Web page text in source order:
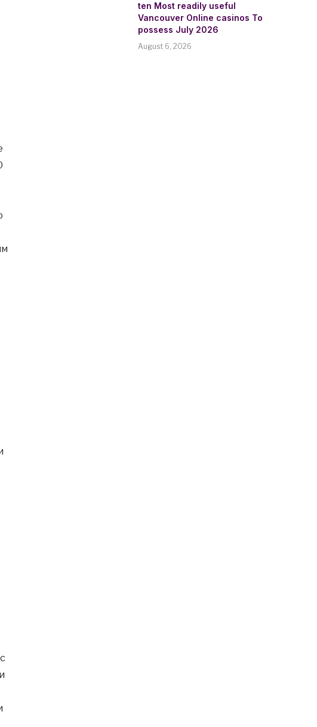
ten Most readily useful
Vancouver Online casinos To
possess July 2026
August 6, 2026